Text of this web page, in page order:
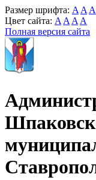
Размер шрифта: A A A
Цвет сайта: A A A A
Полная версия сайта